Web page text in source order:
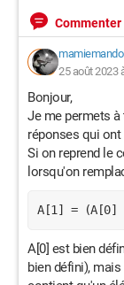
Commenter
mamiemando
25 août 2023
Bonjour,
Je me permets
réponses qui ont
Si on reprend le
lorsqu'on
A[1] = (A[0]
A[0] est bien
bien défini),